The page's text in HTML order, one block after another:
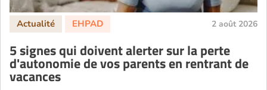
2 août 2026
5 signes qui doivent alerter sur la perte
d'autonomie de vos parents en rentrant de
vacances